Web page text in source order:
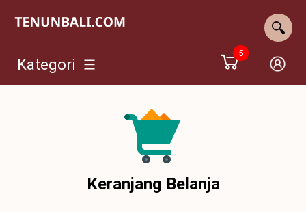
Kategori
5
Keranjang Belanja